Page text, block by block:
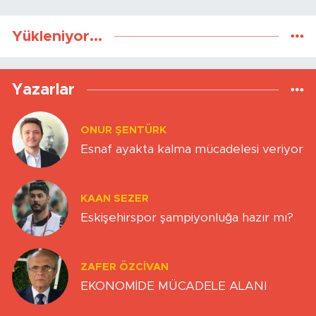
Yükleniyor...
Yazarlar
ONUR ŞENTÜRK
Esnaf ayakta kalma mücadelesi veriyor
KAAN SEZER
Eskişehirspor şampiyonluğa hazır mı?
ZAFER ÖZCIVAN
EKONOMİDE MÜCADELE ALANI